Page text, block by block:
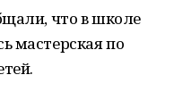
что в школе
мастерская по